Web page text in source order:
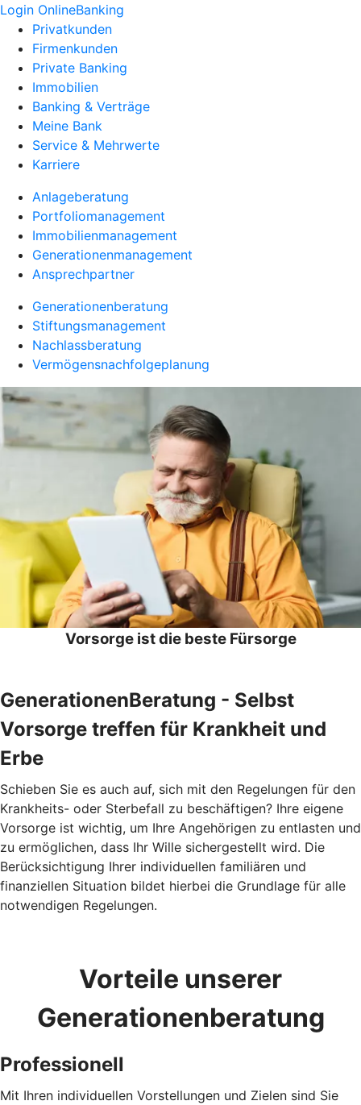
Login OnlineBanking
Privatkunden
Firmenkunden
Private Banking
Immobilien
Banking & Verträge
Meine Bank
Service & Mehrwerte
Karriere
Anlageberatung
Portfoliomanagement
Immobilienmanagement
Generationenmanagement
Ansprechpartner
Generationenberatung
Stiftungsmanagement
Nachlassberatung
Vermögensnachfolgeplanung
Vorsorge ist die beste Fürsorge
GenerationenBeratung - Selbst
Vorsorge treffen für Krankheit und
Erbe
Schieben Sie es auch auf, sich mit den Regelungen für den
Krankheits- oder Sterbefall zu beschäftigen? Ihre eigene
Vorsorge ist wichtig, um Ihre Angehörigen zu entlasten und
zu ermöglichen, dass Ihr Wille sichergestellt wird. Die
Berücksichtigung Ihrer individuellen familiären und
finanziellen Situation bildet hierbei die Grundlage für alle
notwendigen Regelungen.
Vorteile unserer
Generationenberatung
Professionell
Mit Ihren individuellen Vorstellungen und Zielen sind Sie